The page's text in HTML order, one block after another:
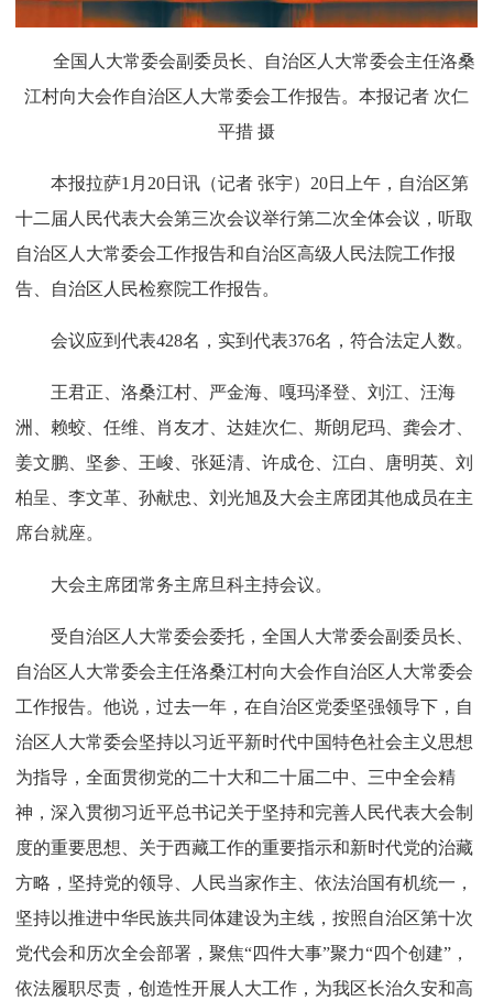
全国人大常委会副委员长、自治区人大常委会主任洛桑
江村向大会作自治区人大常委会工作报告。本报记者 次仁
平措 摄
本报拉萨1月20日讯（记者 张宇）20日上午，自治区第
十二届人民代表大会第三次会议举行第二次全体会议，听取
自治区人大常委会工作报告和自治区高级人民法院工作报
告、自治区人民检察院工作报告。
会议应到代表428名，实到代表376名，符合法定人数。
王君正、洛桑江村、严金海、嘎玛泽登、刘江、汪海
洲、赖蛟、任维、肖友才、达娃次仁、斯朗尼玛、龚会才、
姜文鹏、坚参、王峻、张延清、许成仓、江白、唐明英、刘
柏呈、李文革、孙献忠、刘光旭及大会主席团其他成员在主
席台就座。
大会主席团常务主席旦科主持会议。
受自治区人大常委会委托，全国人大常委会副委员长、
自治区人大常委会主任洛桑江村向大会作自治区人大常委会
工作报告。他说，过去一年，在自治区党委坚强领导下，自
治区人大常委会坚持以习近平新时代中国特色社会主义思想
为指导，全面贯彻党的二十大和二十届二中、三中全会精
神，深入贯彻习近平总书记关于坚持和完善人民代表大会制
度的重要思想、关于西藏工作的重要指示和新时代党的治藏
方略，坚持党的领导、人民当家作主、依法治国有机统一，
坚持以推进中华民族共同体建设为主线，按照自治区第十次
党代会和历次全会部署，聚焦“四件大事”聚力“四个创建”，
依法履职尽责，创造性开展人大工作，为我区长治久安和高